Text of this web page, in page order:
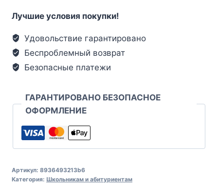
Лучшие условия покупки!
Удовольствие гарантировано
Беспроблемный возврат
Безопасные платежи
ГАРАНТИРОВАНО БЕЗОПАСНОЕ
ОФОРМЛЕНИЕ
Артикул: 8936493213b6
Категория: Школьникам и абитуриентам